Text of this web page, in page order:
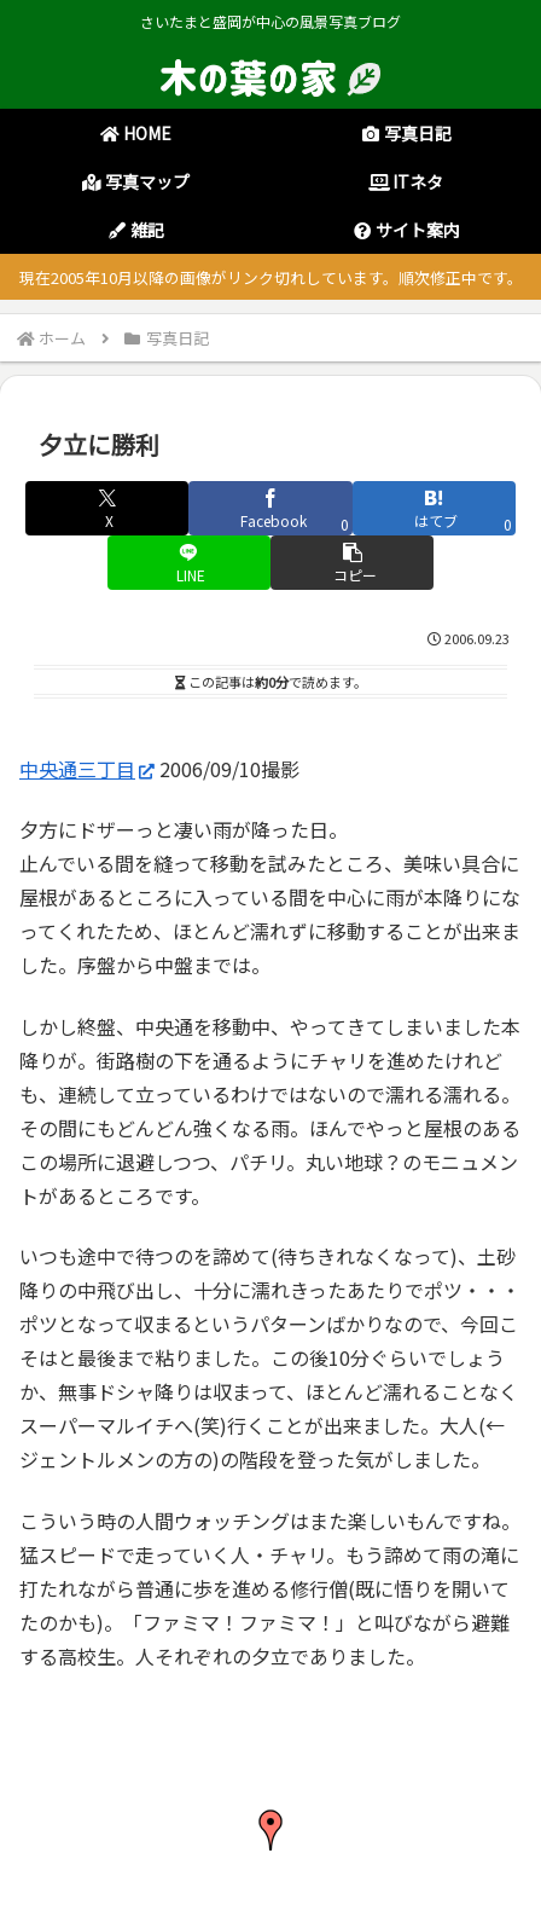
さいたまと盛岡が中心の風景写真ブログ
HOME
写真日記
写真マップ
ITネタ
雑記
サイト案内
現在2005年10月以降の画像がリンク切れしています。順次修正中です。
ホーム 写真日記
夕立に勝利
X Facebook 0 はてブ 0
LINE コピー
2006.09.23
この記事は約0分で読めます。
中央通三丁目 2006/09/10撮影
夕方にドザーっと凄い雨が降った日。
止んでいる間を縫って移動を試みたところ、美味い具合に
屋根があるところに入っている間を中心に雨が本降りにな
ってくれたため、ほとんど濡れずに移動することが出来ま
した。序盤から中盤までは。
しかし終盤、中央通を移動中、やってきてしまいました本
降りが。街路樹の下を通るようにチャリを進めたけれど
も、連続して立っているわけではないので濡れる濡れる。
その間にもどんどん強くなる雨。ほんでやっと屋根のある
この場所に退避しつつ、パチリ。丸い地球？のモニュメン
トがあるところです。
いつも途中で待つのを諦めて(待ちきれなくなって)、土砂
降りの中飛び出し、十分に濡れきったあたりでポツ・・・
ポツとなって収まるというパターンばかりなので、今回こ
そはと最後まで粘りました。この後10分ぐらいでしょう
か、無事ドシャ降りは収まって、ほとんど濡れることなく
スーパーマルイチへ(笑)行くことが出来ました。大人(←
ジェントルメンの方の)の階段を登った気がしました。
こういう時の人間ウォッチングはまた楽しいもんですね。
猛スピードで走っていく人・チャリ。もう諦めて雨の滝に
打たれながら普通に歩を進める修行僧(既に悟りを開いて
たのかも)。「ファミマ！ファミマ！」と叫びながら避難
する高校生。人それぞれの夕立でありました。